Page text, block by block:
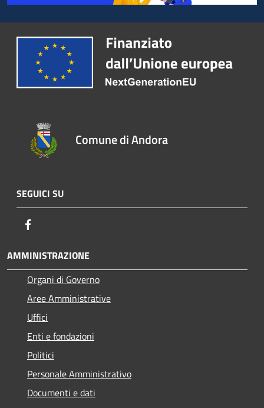
Comune di Andora
SEGUICI SU
AMMINISTRAZIONE
Organi di Governo
Aree Amministrative
Uffici
Enti e fondazioni
Politici
Personale Amministrativo
Documenti e dati